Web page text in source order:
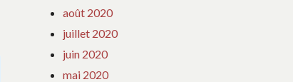
août 2020
juillet 2020
juin 2020
mai 2020